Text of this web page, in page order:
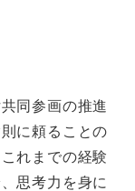
同参画の推進
に頼ることの
れまでの経験
思考力を身に